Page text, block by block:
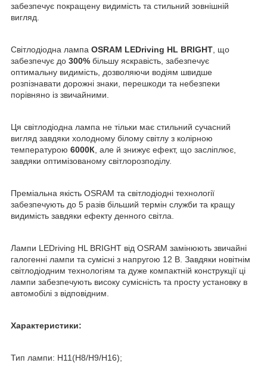
забезпечує покращену видимість та стильний зовнішній
вигляд.
Світлодіодна лампа OSRAM LEDriving HL BRIGHT , що
забезпечує до 300% більшу яскравість, забезпечує
оптимальну видимість, дозволяючи водіям швидше
розпізнавати дорожні знаки, перешкоди та небезпеки
порівняно із звичайними.
Ця світлодіодна лампа не тільки має стильний сучасний
вигляд завдяки холодному білому світлу з колірною
температурою 6000К , але й знижує ефект, що засліплює,
завдяки оптимізованому світлорозподілу.
Преміальна якість OSRAM та світлодіодні технології
забезпечують до 5 разів більший термін служби та кращу
видимість завдяки ефекту денного світла.
Лампи LEDriving HL BRIGHT від OSRAM замінюють звичайні
галогенні лампи та сумісні з напругою 12 В. Завдяки новітнім
світлодіодним технологіям та дуже компактній конструкції ці
лампи забезпечують високу сумісність та просту установку в
автомобілі з відповідним.
Характеристики:
Тип лампи: H11(H8/H9/H16);